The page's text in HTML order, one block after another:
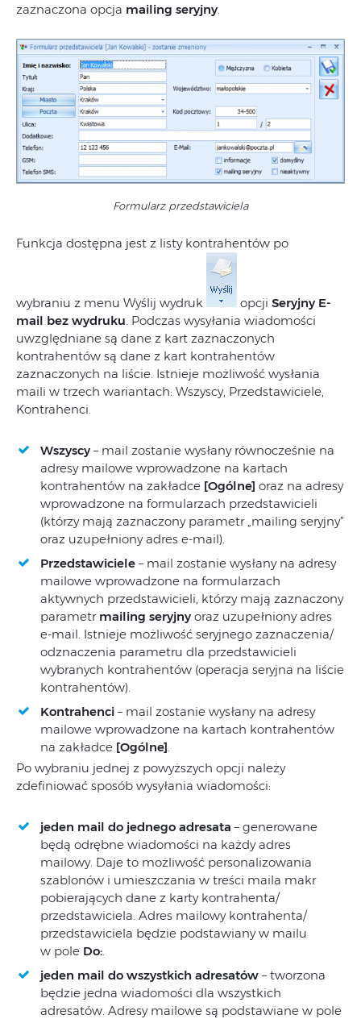
zaznaczona opcja mailing seryjny.
Formularz przedstawiciela
Funkcja dostępna jest z listy kontrahentów po
wybraniu z menu Wyślij wydruk opcji Seryjny E-
mail bez wydruku . Podczas wysyłania wiadomości
uwzględniane są dane z kart zaznaczonych
kontrahentów są dane z kart kontrahentów
zaznaczonych na liście. Istnieje możliwość wysłania
maili w trzech wariantach: Wszyscy, Przedstawiciele,
Kontrahenci.
Wszyscy – mail zostanie wysłany równocześnie na
adresy mailowe wprowadzone na kartach
kontrahentów na zakładce [Ogólne] oraz na adresy
wprowadzone na formularzach przedstawicieli
(którzy mają zaznaczony parametr „mailing seryjny”
oraz uzupełniony adres e-mail).
Przedstawiciele – mail zostanie wysłany na adresy
mailowe wprowadzone na formularzach
aktywnych przedstawicieli, którzy mają zaznaczony
parametr mailing seryjny oraz uzupełniony adres
e-mail. Istnieje możliwość seryjnego zaznaczenia/
odznaczenia parametru dla przedstawicieli
wybranych kontrahentów (operacja seryjna na liście
kontrahentów).
Kontrahenci – mail zostanie wysłany na adresy
mailowe wprowadzone na kartach kontrahentów
na zakładce [Ogólne]
Po wybraniu jednej z powyższych opcji należy
zdefiniować sposób wysyłania wiadomości:
jeden mail do jednego adresata – generowane
będą odrębne wiadomości na każdy adres
mailowy. Daje to możliwość personalizowania
szablonów i umieszczania w treści maila makr
pobierających dane z karty kontrahenta/
przedstawiciela. Adres mailowy kontrahenta/
przedstawiciela będzie podstawiany w mailu
w pole Do:
jeden mail do wszystkich adresatów – tworzona
będzie jedna wiadomości dla wszystkich
adresatów. Adresy mailowe są podstawiane w pole